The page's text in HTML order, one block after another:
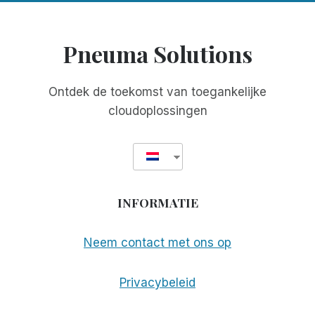
Pneuma Solutions
Ontdek de toekomst van toegankelijke
cloudoplossingen
INFORMATIE
Neem contact met ons op
Privacybeleid